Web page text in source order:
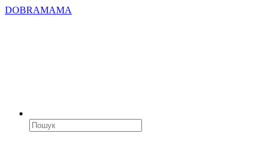
DOBRAMAMA